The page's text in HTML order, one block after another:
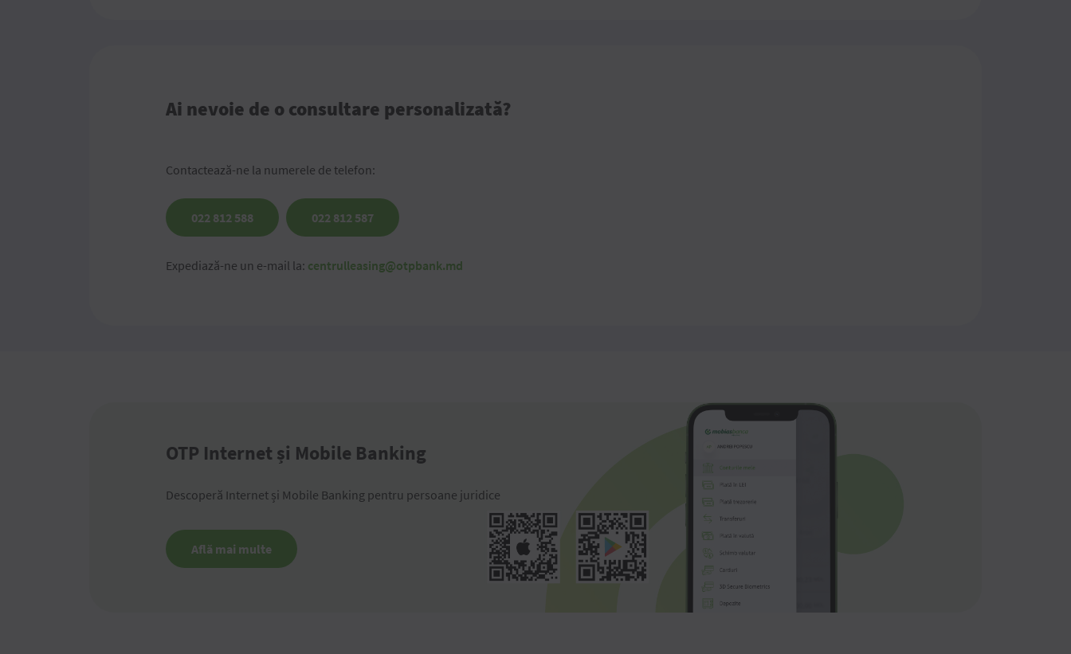
Ai nevoie de o consultare personalizată?
Contactează-ne la numerele de telefon:
022 812 588 022 812 587
Expediază-ne un e-mail la: centrulleasing@otpbank.md
OTP Internet și Mobile Banking
Descoperă Internet și Mobile Banking pentru persoane juridice
Află mai multe